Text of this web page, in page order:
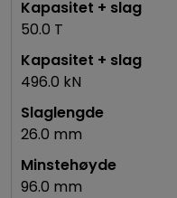
50.0 T
496.0 kN
26.0 mm
96.0 mm